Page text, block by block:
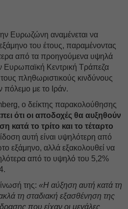
Ευρωζώνη αναμένεται να
του έτους, παραμένοντας
από τα προηγούμενα υψηλά
Ευρωπαϊκή Κεντρική Τράπεζα
πληθωριστικούς κινδύνους
με το Ιράν.
ο δείκτης παρακολούθησης
ότι οι αποδοχές θα αυξηθούν
κατά το τρίτο και το τέταρτο
αυτή είναι υψηλότερη από
εξάμηνο, αλλά εξακολουθεί να
από το υψηλό του 5,2%
της: «Η αύξηση αυτή κατά τη
τη σταδιακή εξασθένηση της
που είχαν οι μεγάλες